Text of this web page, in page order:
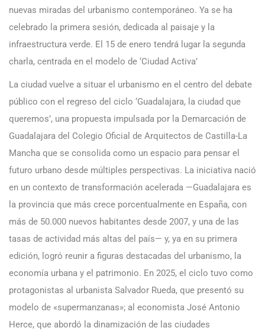
nuevas miradas del urbanismo contemporáneo. Ya se ha
celebrado la primera sesión, dedicada al paisaje y la
infraestructura verde. El 15 de enero tendrá lugar la segunda
charla, centrada en el modelo de ‘Ciudad Activa’
La ciudad vuelve a situar el urbanismo en el centro del debate
público con el regreso del ciclo ‘Guadalajara, la ciudad que
queremos’, una propuesta impulsada por la Demarcación de
Guadalajara del Colegio Oficial de Arquitectos de Castilla-La
Mancha que se consolida como un espacio para pensar el
futuro urbano desde múltiples perspectivas. La iniciativa nació
en un contexto de transformación acelerada —Guadalajara es
la provincia que más crece porcentualmente en España, con
más de 50.000 nuevos habitantes desde 2007, y una de las
tasas de actividad más altas del país— y, ya en su primera
edición, logró reunir a figuras destacadas del urbanismo, la
economía urbana y el patrimonio. En 2025, el ciclo tuvo como
protagonistas al urbanista Salvador Rueda, que presentó su
modelo de «supermanzanas»; al economista José Antonio
Herce, que abordó la dinamización de las ciudades